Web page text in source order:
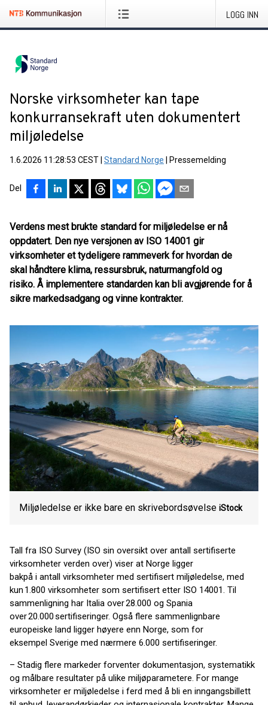
LOGG INN
Norske virksomheter kan tape
konkurransekraft uten dokumentert
miljøledelse
1.6.2026 11:28:53 CEST Standard Norge Pressemelding
Del
Verdens mest brukte standard for miljøledelse er nå
oppdatert. Den nye versjonen av ISO 14001 gir
virksomheter et tydeligere rammeverk for hvordan de
skal håndtere klima, ressursbruk, naturmangfold og
risiko. Å implementere standarden kan bli avgjørende for å
sikre markedsadgang og vinne kontrakter.
Miljøledelse er ikke bare en skrivebordsøvelse iStock
Tall fra ISO Survey (ISO sin oversikt over antall sertifiserte
virksomheter verden over) viser at Norge ligger
bakpå i antall virksomheter med sertifisert miljøledelse, med
kun 1.800 virksomheter som sertifisert etter ISO 14001. Til
sammenligning har Italia over 28.000 og Spania
over 20.000 sertifiseringer. Også flere sammenlignbare
europeiske land ligger høyere enn Norge, som for
eksempel Sverige med nærmere 6.000 sertifiseringer.
– Stadig flere markeder forventer dokumentasjon, systematikk
og målbare resultater på ulike miljøparametere. For mange
virksomheter er miljøledelse i ferd med å bli en inngangsbillett